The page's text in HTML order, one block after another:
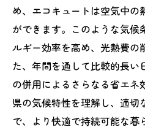
熊本県の気候に適
高湿度環境でのエ
エコキュートの効
件
熊本県特有の気候
エコキュートを最
件
め、エコキュートは空気中の
ができます。このような気候
ルギー効率を高め、光熱費の
た、年間を通して比較的長い
の併用によるさらなる省エ
県の気候特性を理解し、適切
で、より快適で持続可能な暮